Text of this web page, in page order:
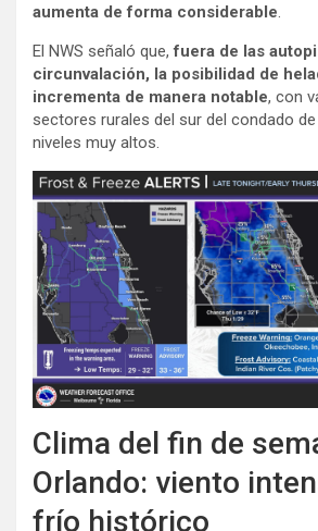
aumenta de forma considerable.
El NWS señaló que,fuera de las
circunvalación, la posibilidad de
incrementa de manera notable, con
sectores rurales del sur del condado
niveles muy altos.
Clima del fin de
Orlando: viento
frío histórico